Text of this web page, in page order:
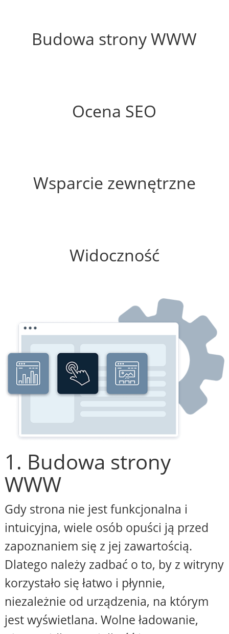
Budowa strony WWW
Ocena SEO
Wsparcie zewnętrzne
Widoczność
1. Budowa strony
WWW
Gdy strona nie jest funkcjonalna i
intuicyjna, wiele osób opuści ją przed
zapoznaniem się z jej zawartością.
Dlatego należy zadbać o to, by z witryny
korzystało się łatwo i płynnie,
niezależnie od urządzenia, na którym
jest wyświetlana. Wolne ładowanie,